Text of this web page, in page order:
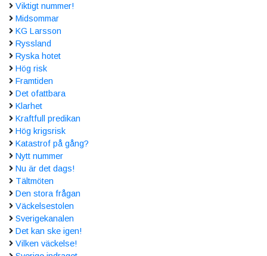
Viktigt nummer!
Midsommar
KG Larsson
Ryssland
Ryska hotet
Hög risk
Framtiden
Det ofattbara
Klarhet
Kraftfull predikan
Hög krigsrisk
Katastrof på gång?
Nytt nummer
Nu är det dags!
Tältmöten
Den stora frågan
Väckelsestolen
Sverigekanalen
Det kan ske igen!
Vilken väckelse!